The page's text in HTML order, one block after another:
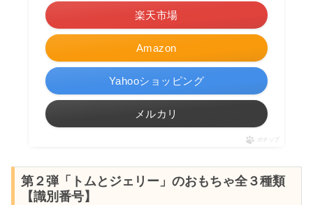
Amazon
楽天市場
Yahooショッピング
メルカリ
ポチップ
第２弾「トムとジェリー」のおもちゃ全３種類
【識別番号】